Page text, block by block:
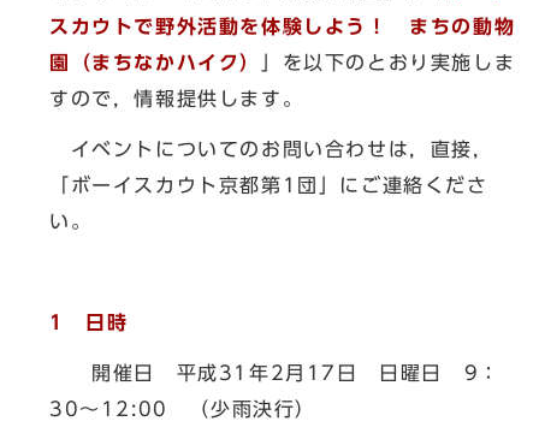
スカウトで野外活動を体験しよう！ まちの動物
園（まちなかハイク）
」を以下のとおり実施しま
すので，情報提供します。
イベントについてのお問い合わせは，直接，
「ボーイスカウト京都第1団」にご連絡くださ
い。
1 日時
開催日 平成31年2月17日 日曜日 9：
30～12:00 （少雨決行）